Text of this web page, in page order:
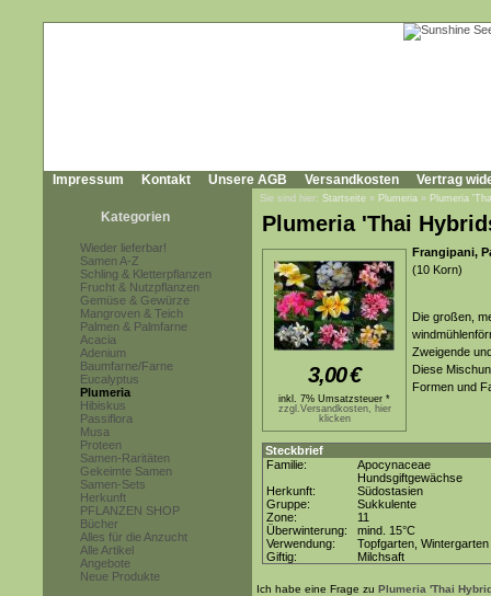
Impressum Kontakt Unsere AGB Versandkosten Vertrag
Kategorien
Wieder lieferbar!
Samen A-Z
Schling & Kletterpflanzen
Frucht & Nutzpflanzen
Gemüse & Gewürze
Mangroven & Teich
Palmen & Palmfarne
Acacia
Adenium
Baumfarne/Farne
Eucalyptus
Plumeria
Hibiskus
Passiflora
Musa
Proteen
Samen-Raritäten
Gekeimte Samen
Samen-Sets
Herkunft
PFLANZEN SHOP
Bücher
Alles für die Anzucht
Alle Artikel
Angebote
Neue Produkte
Sie sind hier: Startseite » Plumeria » Plumeria
Plumeria 'Thai
3,00€
inkl. 7% Umsatzsteuer *
zzgl.Versandkosten, hier
klicken
Frangipani,
(10 Korn)
Die großen,
Zweigende
Diese
Formen und
Steckbrief
Familie:
Apocynaceae
Hundsgiftgewächse
Herkunft:
Südostasien
Gruppe:
Sukkulente
Zone:
11
Überwinterung:
mind. 15°C
Verwendung:
Topfgarten, Wintergarten
Giftig:
Milchsaft
Ich habe eine Frage zu Plumeria 'Thai